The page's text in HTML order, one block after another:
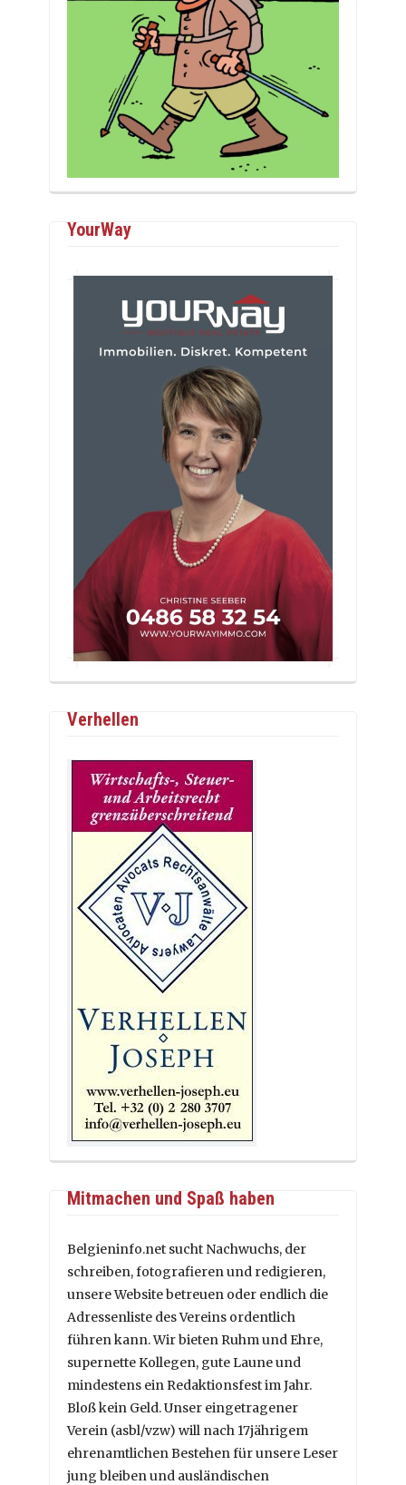
YourWay
Verhellen
Mitmachen und Spaß haben
Belgieninfo.net sucht Nachwuchs, der
schreiben, fotografieren und redigieren,
unsere Website betreuen oder endlich die
Adressenliste des Vereins ordentlich
führen kann. Wir bieten Ruhm und Ehre,
supernette Kollegen, gute Laune und
mindestens ein Redaktionsfest im Jahr.
Bloß kein Geld. Unser eingetragener
Verein (asbl/vzw) will nach 17jährigem
ehrenamtlichen Bestehen für unsere Leser
jung bleiben und ausländischen